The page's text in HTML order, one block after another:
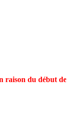
du début